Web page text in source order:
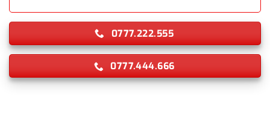
0777.222.555
0777.444.666